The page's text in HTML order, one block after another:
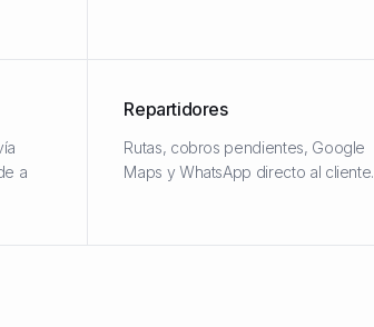
a
Repartidores
Rutas, cobros pendientes, Google
Maps y WhatsApp directo al cliente.